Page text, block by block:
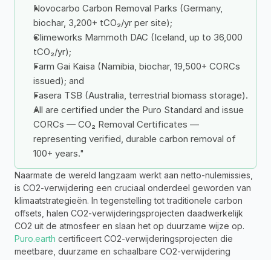
Novocarbo Carbon Removal Parks (Germany,
biochar, 3,200+ tCO₂/yr per site);
Climeworks Mammoth DAC (Iceland, up to 36,000
tCO₂/yr);
Farm Gai Kaisa (Namibia, biochar, 19,500+ CORCs
issued); and
Fasera TSB (Australia, terrestrial biomass storage).
All are certified under the Puro Standard and issue
CORCs — CO₂ Removal Certificates —
representing verified, durable carbon removal of
100+ years."
Naarmate de wereld langzaam werkt aan netto-nulemissies,
is CO2-verwijdering een cruciaal onderdeel geworden van
klimaatstrategieën. In tegenstelling tot traditionele carbon
offsets, halen CO2-verwijderingsprojecten daadwerkelijk
Puro.earth certificeert CO2-verwijderingsprojecten die
meetbare, duurzame en schaalbare CO2-verwijdering